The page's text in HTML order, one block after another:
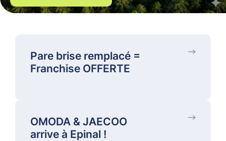
Pare brise remplacé =
Franchise OFFERTE
OMODA & JAECOO
arrive à Epinal !